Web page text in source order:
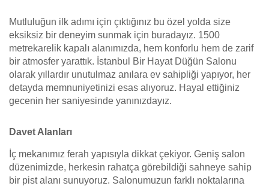
Mutluluğun ilk adımı için çıktığınız bu özel yolda size
eksiksiz bir deneyim sunmak için buradayız. 1500
metrekarelik kapalı alanımızda, hem konforlu hem de zarif
bir atmosfer yarattık. İstanbul Bir Hayat Düğün Salonu
olarak yıllardır unutulmaz anılara ev sahipliği yapıyor, her
detayda memnuniyetinizi esas alıyoruz. Hayal ettiğiniz
gecenin her saniyesinde yanınızdayız.
Davet Alanları
İç mekanımız ferah yapısıyla dikkat çekiyor. Geniş salon
düzenimizde, herkesin rahatça görebildiği sahneye sahip
bir pist alanı sunuyoruz. Salonumuzun farklı noktalarına